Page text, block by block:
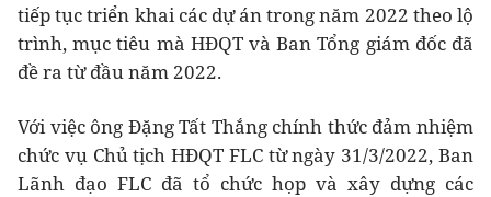
tiếp tục triển khai các dự án trong năm 2022 theo lộ
trình, mục tiêu mà HĐQT và Ban Tổng giám đốc đã
đề ra từ đầu năm 2022.
Với việc ông Đặng Tất Thắng chính thức đảm nhiệm
chức vụ Chủ tịch HĐQT FLC từ ngày 31/3/2022, Ban
Lãnh đạo FLC đã tổ chức họp và xây dựng các